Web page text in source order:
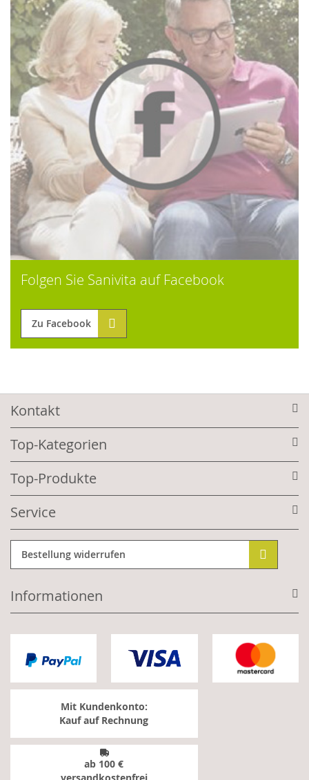
Folgen Sie Sanivita auf Facebook
Zu Facebook
Kontakt
Top-Kategorien
Top-Produkte
Service
Bestellung widerrufen
Informationen
Mit Kundenkonto:
Kauf auf Rechnung
ab 100 €